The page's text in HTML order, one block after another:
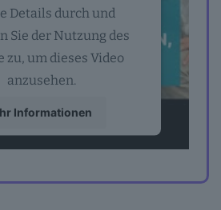
Details durch und
Sie der Nutzung des
zu, um dieses Video
anzusehen.
Informationen
Akzeptieren
byUsercentrics Consent